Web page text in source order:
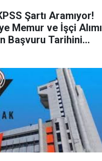
Şartı Aramıyor!
Memur ve İşçi Alımı
Başvuru Tarihini